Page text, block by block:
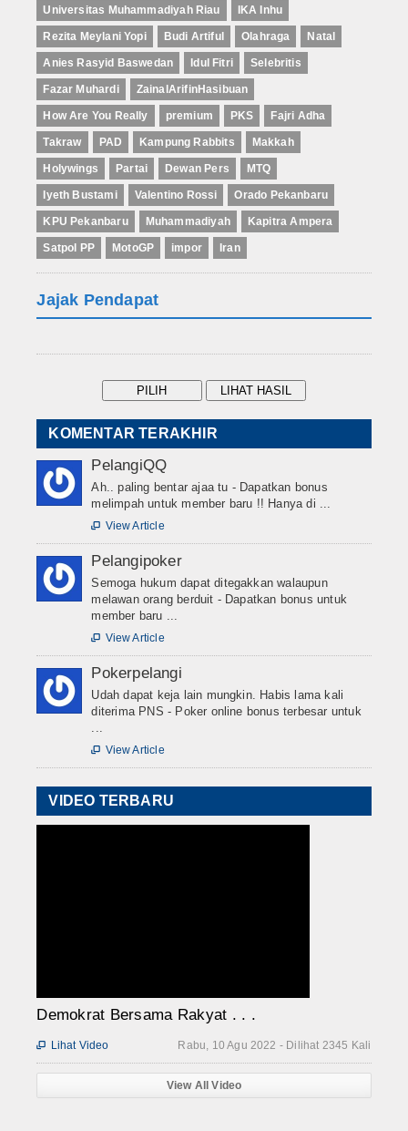
Universitas Muhammadiyah Riau IKA Inhu
Rezita Meylani Yopi Budi Artiful Olahraga Natal
Anies Rasyid Baswedan Idul Fitri Selebritis
Fazar Muhardi ZainalArifinHasibuan
How Are You Really premium PKS Fajri Adha
Takraw PAD Kampung Rabbits Makkah
Holywings Partai Dewan Pers MTQ
Iyeth Bustami Valentino Rossi Orado Pekanbaru
KPU Pekanbaru Muhammadiyah Kapitra Ampera
Satpol PP MotoGP impor Iran
Jajak Pendapat
KOMENTAR TERAKHIR
PelangiQQ
Ah.. paling bentar ajaa tu - Dapatkan bonus
melimpah untuk member baru !! Hanya di ...
 View Article
Pelangipoker
Semoga hukum dapat ditegakkan walaupun
melawan orang berduit - Dapatkan bonus untuk
member baru ...
 View Article
Pokerpelangi
Udah dapat keja lain mungkin. Habis lama kali
diterima PNS - Poker online bonus terbesar untuk
 View Article
VIDEO TERBARU
Demokrat Bersama Rakyat . . .
Rabu, 10 Agu 2022 - Dilihat 2345 Kali
 Lihat Video
View All Video